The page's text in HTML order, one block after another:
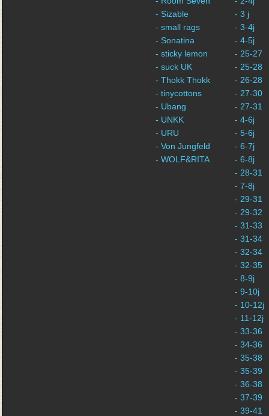
- Sizable
- small rags
- Sonatina
- sticky lemon
- suck UK
- Thokk Thokk
- tinycottons
- Ubang
- UNKK
- URU
- Von Jungfeld
- WOLF&RITA
- 3 j
- 3-4j
- 4-5j
- 25-27
- 25-28
- 26-28
- 27-30
- 27-31
- 4-6j
- 5-6j
- 6-7j
- 6-8j
- 28-31
- 7-8j
- 29-31
- 29-32
- 31-33
- 31-34
- 32-34
- 32-35
- 8-9j
- 9-10j
- 10-12j
- 11-12j
- 33-36
- 34-36
- 35-38
- 35-39
- 36-38
- 37-39
- 39-41